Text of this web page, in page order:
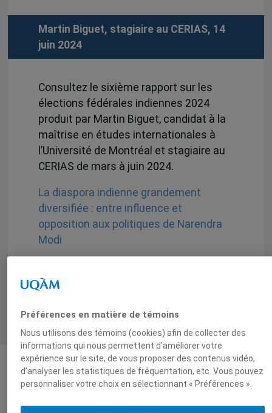
Martin Biguet, stagiaire au CERIAS, 14
juin 2024
Consultez le sixième rapport sur les
élections fédérales indiennes 2024
produit par Martin Biguet, candidat à la
maîtrise en études internationales à
l’Université de Montréal et stagiaire au
CERIAS de mars à juin 2024.
La diaspora indienne grandement
diversifiée : entre influence et
opposition aux politiques de Narendra
Modi
Produit par
Préférences en matière de témoins
Nous utilisons des témoins (cookies) afin de collecter des
informations qui nous permettent d’améliorer votre
expérience sur le site, de vous proposer des contenus vidéo,
d’analyser les statistiques de fréquentation, etc. Vous pouvez
personnaliser votre choix en sélectionnant « Préférences ».